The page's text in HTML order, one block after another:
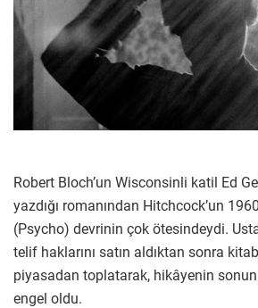
Robert Bloch’un Wisconsinli katil Ed
yazdığı romanından Hitchcock’un
(Psycho) devrinin çok ötesindeydi.
telif haklarını satın aldıktan sonra
piyasadan toplatarak, hikâyenin
engel oldu.